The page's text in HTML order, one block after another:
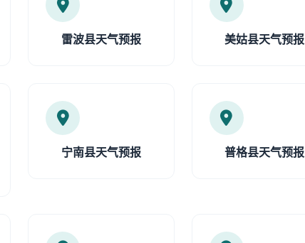
雷波县天气预报 美姑县天气预报
宁南县天气预报 普格县天气预报